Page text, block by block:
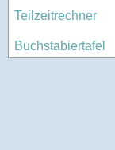
Teilzeitrechner
Buchstabiertafel